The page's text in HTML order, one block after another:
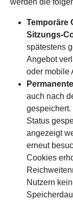
werden die
Temporäre
Sitzungs-
spätestens
Angebot
oder mobile
auch nach
Status
angezeigt
erneut
Cookies
Nutzern